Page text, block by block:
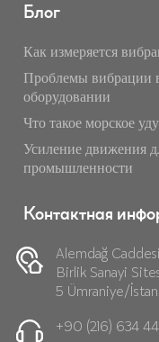
Блог
Как измеряется
Проблемы вибрации
оборудовании
Что такое морское
Усиление движения
промышленности
Контактная
Alemdağ
Birlik Sanayi
5 Ümraniye/
+90 (216) 634